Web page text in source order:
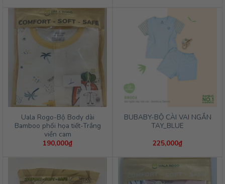
Uala Rogo-Bộ Body dài
Bamboo phối họa tiết-Trắng
viền cam
190,000₫
BUBABY-BỘ CÀI VAI NGẮN
TAY_BLUE
225,000₫